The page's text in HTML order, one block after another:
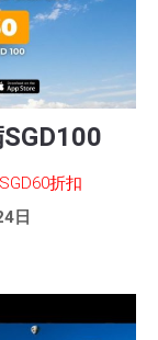
折扣
日